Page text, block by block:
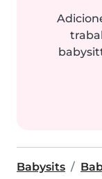
Babysits